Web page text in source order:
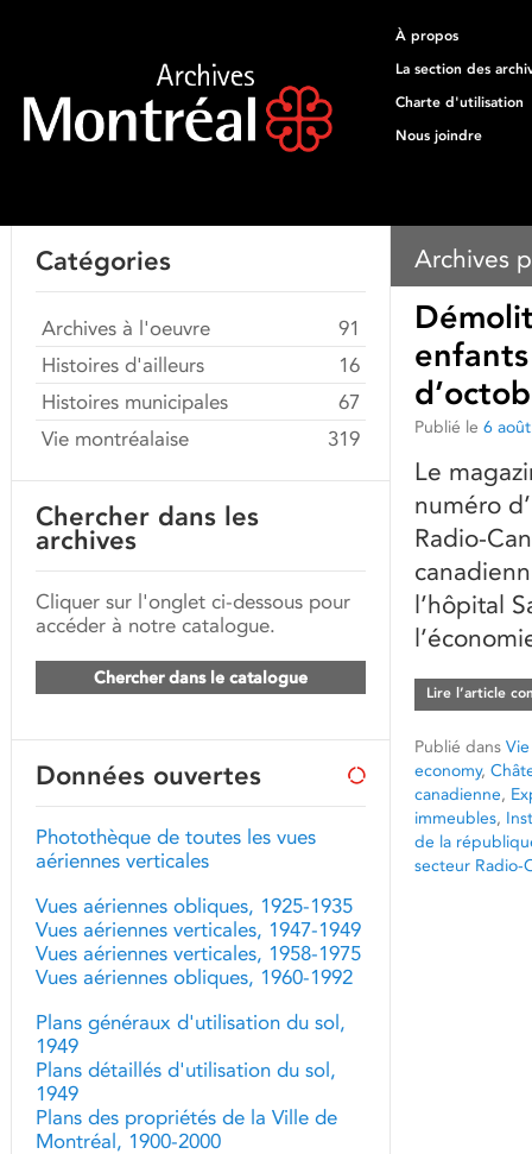
À propos
La section des
Charte d'utilisation
Nous joindre
Archives
Publié le 6
Le
numéro
Radio-
l’hôpital
Lire l’article
Publié dans
economy,
canadienne,
immeubles,
de la
secteur Radio-
Catégories
Archives à l'oeuvre
91
Histoires d'ailleurs
16
Histoires municipales
67
Vie montréalaise
319
Chercher dans les
archives
Cliquer sur l'onglet ci-dessous pour
accéder à notre catalogue.
Chercher dans le catalogue
Données ouvertes
Photothèque de toutes les vues
aériennes verticales
Vues aériennes obliques, 1925-1935
Vues aériennes verticales, 1947-1949
Vues aériennes verticales, 1958-1975
Vues aériennes obliques, 1960-1992
Plans généraux d'utilisation du sol,
1949
Plans détaillés d'utilisation du sol,
1949
Plans des propriétés de la Ville de
Montréal, 1900-2000